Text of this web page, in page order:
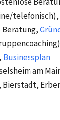
telefonisch),
Beratung,
, Businessplan
am
Bierstadt,